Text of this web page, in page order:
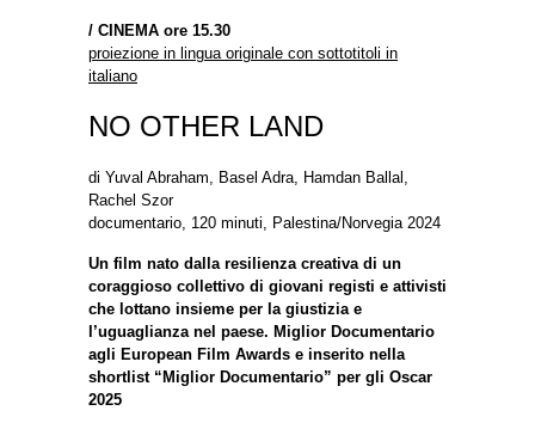
/ CINEMA ore 15.30
proiezione in lingua originale con sottotitoli in
italiano
NO OTHER LAND
di Yuval Abraham, Basel Adra, Hamdan Ballal,
Rachel Szor
documentario, 120 minuti, Palestina/Norvegia 2024
Un film nato dalla resilienza creativa di un
coraggioso collettivo di giovani registi e attivisti
che lottano insieme per la giustizia e
l’uguaglianza nel paese. Miglior Documentario
agli European Film Awards e inserito nella
shortlist “Miglior Documentario” per gli Oscar
2025